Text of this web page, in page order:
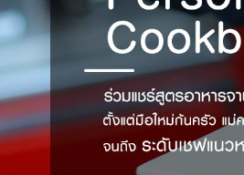
Top Foodie
สารพันก้นครัว
เคล็ดลับน่ารู้
เปรียบเทียบหน่วยการตวง
เปรียบเทียบอุณหภูมิ
FoodPedia
สร้าง Cookbook